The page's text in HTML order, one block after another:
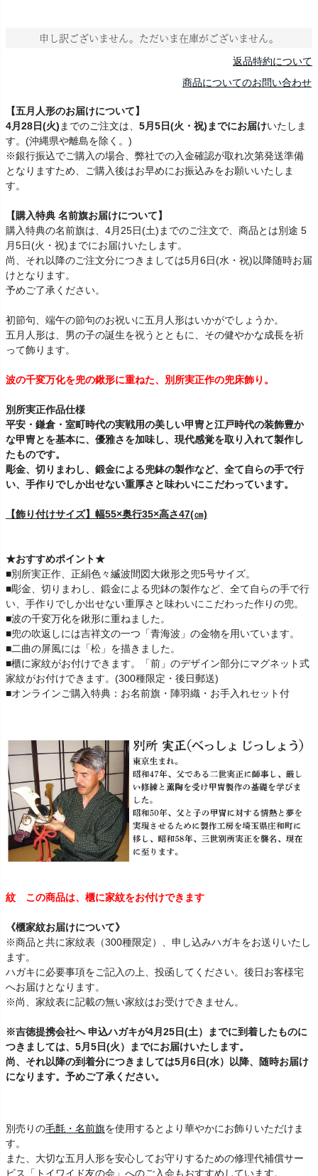
申し訳ございません。ただいま在庫がございません。
返品特約について
商品についてのお問い合わせ
【五月人形のお届けについて】
4月28日(火) までのご注文は、 5月5日(火・祝)までにお届けいたしま
す。(沖縄県や離島を除く。)
※銀行振込でご購入の場合、弊社での入金確認が取れ次第発送準備
となりますため、ご購入後はお早めにお振込みをお願いいたしま
す。
【購入特典 名前旗お届けについて】
購入特典の名前旗は、4月25日(土)までのご注文で、商品とは別途 5
月5日(火・祝)までにお届けいたします。
尚、それ以降のご注文分につきましては5月6日(水・祝)以降随時お届
けとなります。
予めご了承ください。
初節句、端午の節句のお祝いに五月人形はいかがでしょうか。
五月人形は、男の子の誕生を祝うとともに、その健やかな成長を祈
って飾ります。
波の千変万化を兜の鍬形に重ねた、別所実正作の兜床飾り。
別所実正作品仕様
平安・鎌倉・室町時代の実戦用の美しい甲冑と江戸時代の装飾豊か
な甲冑とを基本に、優雅さを加味し、現代感覚を取り入れて製作し
たものです。
彫金、切りまわし、鍛金による兜鉢の製作など、全て自らの手で行
い、手作りでしか出せない重厚さと味わいにこだわっています。
【飾り付けサイズ】幅55×奥行35×高さ47(㎝)
★おすすめポイント★
■別所実正作、正絹色々縅波間図大鍬形之兜5号サイズ。
■彫金、切りまわし、鍛金による兜鉢の製作など、全て自らの手で行
い、手作りでしか出せない重厚さと味わいにこだわった作りの兜。
■波の千変万化を鍬形に重ねました。
■兜の吹返しには吉祥文の一つ「青海波」の金物を用いています。
■二曲の屏風には「松」を描きました。
■櫃に家紋がお付けできます。「前」のデザイン部分にマグネット式
家紋がお付けできます。(300種限定・後日郵送)
■オンラインご購入特典：お名前旗・陣羽織・お手入れセット付
紋 この商品は、櫃に家紋をお付けできます
《櫃家紋お届けについて》
※商品と共に家紋表（300種限定）、申し込みハガキをお送りいたし
ます。
ハガキに必要事項をご記入の上、投函してください。後日お客様宅
へお届けとなります。
※尚、家紋表に記載の無い家紋はお受けできません。
※吉徳提携会社へ 申込ハガキが4月25日(土）までに到着したものに
つきましては、5月5日(火）までにお届けいたします。
尚、それ以降の到着分につきましては5月6日(水）以降、随時お届け
になります。予めご了承ください。
別売りの毛氈・名前旗を使用するとより華やかにお飾りいただけま
す。
また、大切な五月人形を安心してお守りするための修理代補償サー
ビス「トイワイド友の会」へのご入会もおすすめしています。